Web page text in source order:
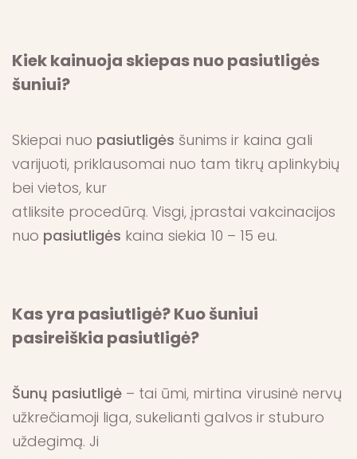
Kiek kainuoja skiepas nuo pasiutligės
šuniui?
Skiepai nuo pasiutligės šunims ir kaina gali
varijuoti, priklausomai nuo tam tikrų aplinkybių
bei vietos, kur
atliksite procedūrą. Visgi, įprastai vakcinacijos
nuo pasiutligės kaina siekia 10 – 15 eu.
Kas yra pasiutligė? Kuo šuniui
pasireiškia pasiutligė?
Šunų pasiutligė – tai ūmi, mirtina virusinė nervų
užkrečiamoji liga, sukelianti galvos ir stuburo
uždegimą. Ji